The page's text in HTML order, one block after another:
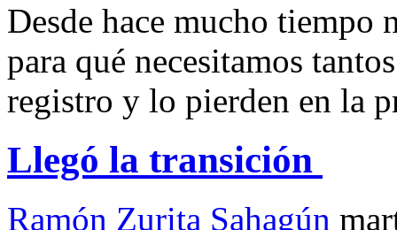
Desde hace mucho tiempo
para qué necesitamos
registro y lo pierden en la
Llegó la transición
Ramón Zurita Sahagún